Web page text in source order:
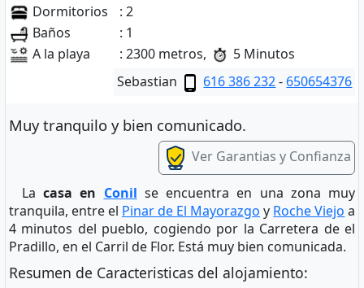
Dormitorios
: 2
Baños
: 1
A la playa
: 2300 metros,
5 Minutos
Sebastian
616 386 232- 650654376
Muy tranquilo y bien comunicado.
Ver Garantias y Confianza
La casa en Conil se encuentra en una zona muy
tranquila, entre el Pinar de El Mayorazgo y Roche Viejo a
4 minutos del pueblo, cogiendo por la Carretera de el
Pradillo, en el Carril de Flor. Está muy bien comunicada.
Resumen de Caracteristicas del alojamiento: